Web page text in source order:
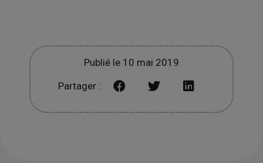
Publié le 10 mai 2019
Partager :